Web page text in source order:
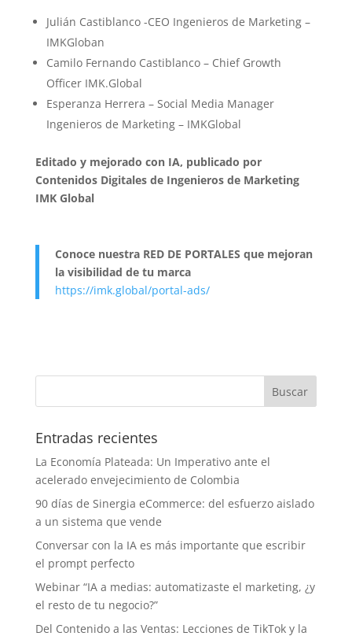
Julián Castiblanco -CEO Ingenieros de Marketing –
IMKGloban
Camilo Fernando Castiblanco – Chief Growth
Officer IMK.Global
Esperanza Herrera – Social Media Manager
Ingenieros de Marketing – IMKGlobal
Editado y mejorado con IA, publicado por
Contenidos Digitales de Ingenieros de Marketing
IMK Global
Conoce nuestra RED DE PORTALES que mejoran
la visibilidad de tu marca
https://imk.global/portal-ads/
Entradas recientes
La Economía Plateada: Un Imperativo ante el
acelerado envejecimiento de Colombia
90 días de Sinergia eCommerce: del esfuerzo aislado
a un sistema que vende
Conversar con la IA es más importante que escribir
el prompt perfecto
Webinar “IA a medias: automatizaste el marketing, ¿y
el resto de tu negocio?”
Del Contenido a las Ventas: Lecciones de TikTok y la